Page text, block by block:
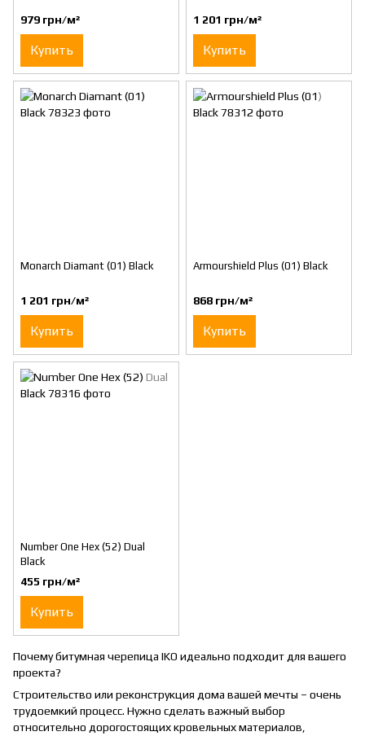
979 грн/м²
Купить
1 201 грн/м²
Купить
Monarch Diamant (01) Black
1 201 грн/м²
Купить
Armourshield Plus (01) Black
868 грн/м²
Купить
Number One Hex (52) Dual
Black
455 грн/м²
Купить
Почему битумная черепица IKO идеально подходит для вашего
проекта?
Строительство или реконструкция дома вашей мечты – очень
трудоемкий процесс. Нужно сделать важный выбор
относительно дорогостоящих кровельных материалов,